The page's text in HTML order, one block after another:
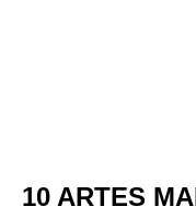
10 ARTES